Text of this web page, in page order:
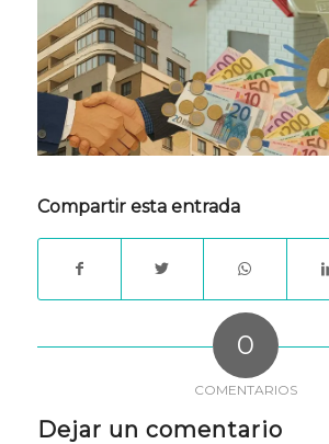
Compartir esta entrada
0
COMENTARIOS
Dejar un comentario